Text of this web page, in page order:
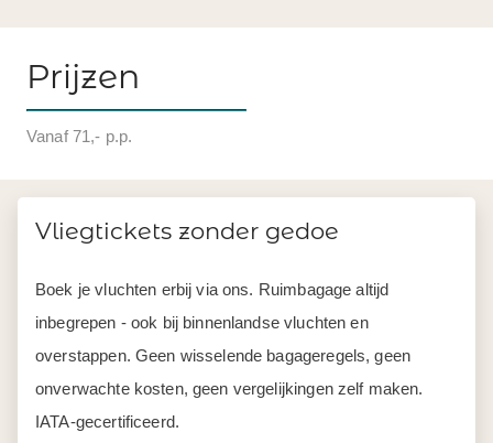
Prijzen
Vanaf 71,- p.p.
Vliegtickets zonder gedoe
Boek je vluchten erbij via ons. Ruimbagage altijd
inbegrepen - ook bij binnenlandse vluchten en
overstappen. Geen wisselende bagageregels, geen
onverwachte kosten, geen vergelijkingen zelf maken.
IATA-gecertificeerd.